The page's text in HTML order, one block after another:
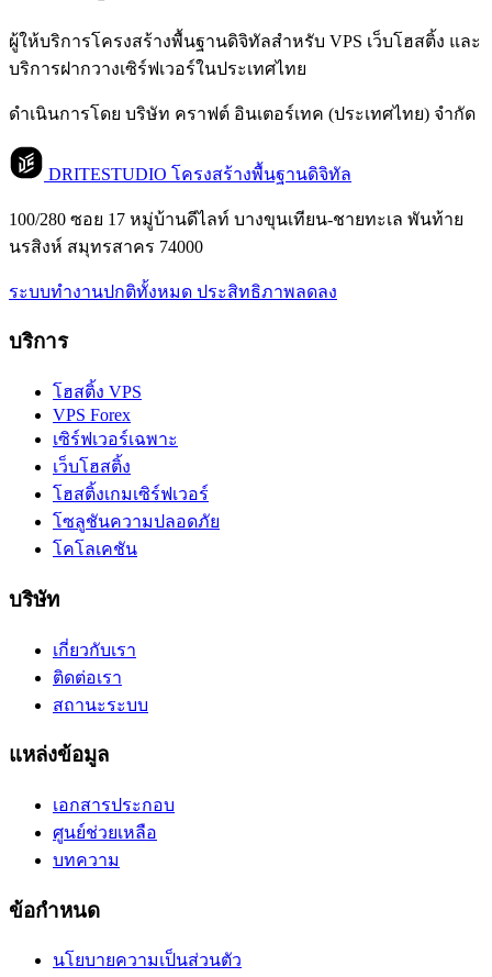
ผู้ให้บริการโครงสร้างพื้นฐานดิจิทัลสำหรับ VPS เว็บโฮสติ้ง และ
บริการฝากวางเซิร์ฟเวอร์ในประเทศไทย
ดำเนินการโดย บริษัท คราฟต์ อินเตอร์เทค (ประเทศไทย) จำกัด
DRITESTUDIO โครงสร้างพื้นฐานดิจิทัล
100/280 ซอย 17 หมู่บ้านดีไลท์ บางขุนเทียน-ชายทะเล พันท้าย
นรสิงห์ สมุทรสาคร 74000
ระบบทำงานปกติทั้งหมด ประสิทธิภาพลดลง
บริการ
โฮสติ้ง VPS
VPS Forex
เซิร์ฟเวอร์เฉพาะ
เว็บโฮสติ้ง
โฮสติ้งเกมเซิร์ฟเวอร์
โซลูชันความปลอดภัย
โคโลเคชัน
บริษัท
เกี่ยวกับเรา
ติดต่อเรา
สถานะระบบ
แหล่งข้อมูล
เอกสารประกอบ
ศูนย์ช่วยเหลือ
บทความ
ข้อกำหนด
นโยบายความเป็นส่วนตัว